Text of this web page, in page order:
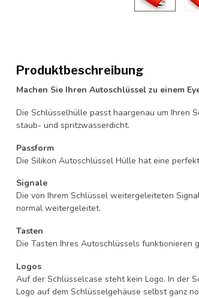
Produktbeschreibung
Machen Sie Ihren Autoschlüssel zu einem
Die Schlüsselhülle passt haargenau um Ihren
staub- und spritzwasserdicht.
Passform
Die Silikon Autoschlüssel Hülle hat eine
Signale
Die von Ihrem Schlüssel weitergeleiteten
normal weitergeleitet.
Tasten
Die Tasten Ihres Autoschlüssels funktionieren
Logos
Auf der Schlüsselcase steht kein Logo. In der
Logo auf dem Schlüsselgehäuse selbst ganz